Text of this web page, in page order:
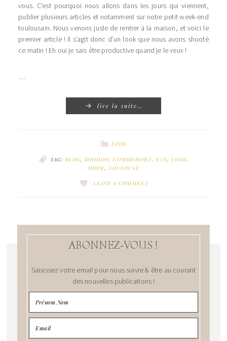
vous. C’est pourquoi nous allons dans les jours qui viennent,
publier plusieurs articles et notamment sur notre petit week-end
toulousain. Nous venons juste de rentrer à la maison, et voici le
premier article ! Il s’agit donc d’un look que nous avons shooté
ce matin ! Eh oui je sais être productive quand je le veux !
…
lire la suite…
LOOK
TAG: BLOG, BOOHOO COMBISHORT, ETE, LOOK
MODE
TOULOUSE
LEAVE A COMMENT
ABONNEZ-VOUS !
Saisissez votre email pour nous suivre & être au courant
des nouvelles publications !